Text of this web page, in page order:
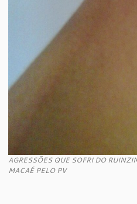
AGRESSÕES QUE SOFRI DO
MACAÉ PELO PV